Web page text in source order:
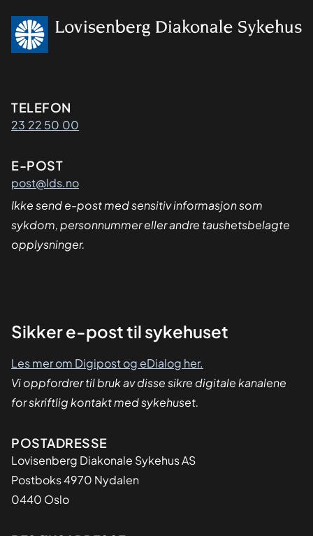
Kontaktinformasjon
TELEFON
23 22 50 00
E-POST
post@lds.no
Ikke send e-post med sensitiv informasjon som
sykdom, personnummer eller andre taushetsbelagte
opplysninger.
Sikker
Sikker e-post til sykehuset
Les mer om Digipost og eDialog her.
Vi oppfordrer til bruk av disse sikre digitale kanalene
for skriftlig kontakt med sykehuset.
Adresse
POSTADRESSE
Lovisenberg Diakonale Sykehus AS
Postboks 4970 Nydalen
0440 Oslo